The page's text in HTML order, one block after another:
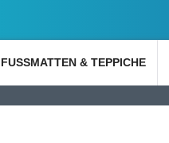
FUSSMATTEN & TEPPICHE